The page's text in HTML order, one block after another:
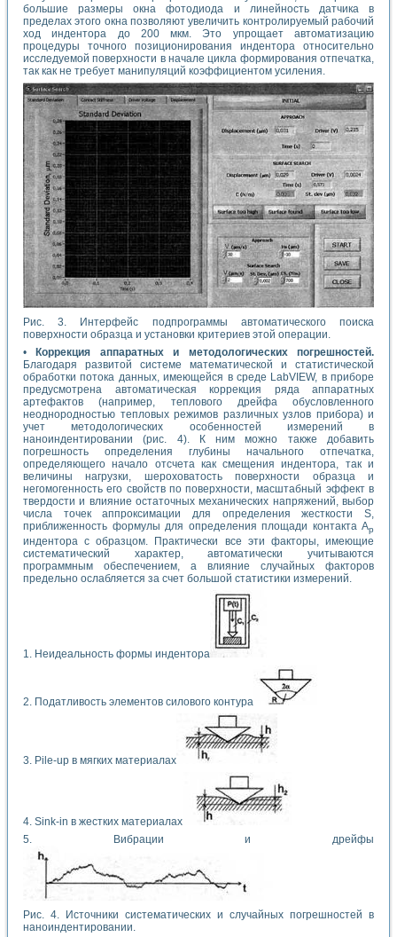
большие размеры окна фотодиода и линейность датчика в
пределах этого окна позволяют увеличить контролируемый рабочий
ход индентора до 200 мкм. Это упрощает автоматизацию
процедуры точного позиционирования индентора относительно
исследуемой поверхности в начале цикла формирования отпечатка,
так как не требует манипуляций коэффициентом усиления.
Рис. 3. Интерфейс подпрограммы автоматического поиска
поверхности образца и установки критериев этой операции.
•
Коррекция аппаратных и методологических погрешностей.
Благодаря развитой системе математической и статистической
обработки потока данных, имеющейся в среде LabVIEW, в приборе
предусмотрена автоматическая коррекция ряда аппаратных
артефактов (например, теплового дрейфа обусловленного
неоднородностью тепловых режимов различных узлов прибора) и
учет методологических особенностей измерений в
наноиндентировании (рис. 4). К ним можно также добавить
погрешность определения глубины начального отпечатка,
определяющего начало отсчета как смещения индентора, так и
величины нагрузки, шероховатость поверхности образца и
негомогенность его свойств по поверхности, масштабный эффект в
твердости и влияние остаточных механических напряжений, выбор
числа точек аппроксимации для определения жесткости S,
приближенность формулы для определения площади контакта Ар
индентора с образцом. Практически все эти факторы, имеющие
систематический характер, автоматически учитываются
программным обеспечением, а влияние случайных факторов
предельно ослабляется за счет большой статистики измерений.
1. Неидеальность формы индентора
2. Податливость элементов силового контура
3. Pile-up в мягких материалах
4. Sink-in в жестких материалах
5. Вибрации и дрейфы
Рис. 4. Источники систематических и случайных погрешностей в
наноиндентировании.